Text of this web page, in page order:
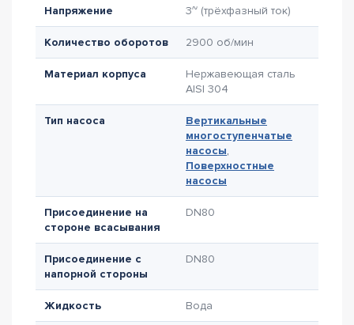
Напряжение 3~ (трёхфазный ток)
Количество оборотов 2900 об/мин
Материал корпуса
Нержавеющая сталь
AISI 304
Тип насоса
Вертикальные
многоступенчатые
насосы,
Поверхностные
насосы
Присоединение на
стороне всасывания
DN80
Присоединение с
напорной стороны
DN80
Жидкость Вода